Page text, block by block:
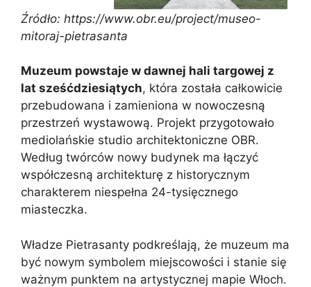
Źródło: https://www.obr.eu/project/museo-
mitoraj-pietrasanta
Muzeum powstaje w dawnej hali targowej z
lat sześćdziesiątych, która została całkowicie
przebudowana i zamieniona w nowoczesną
przestrzeń wystawową. Projekt przygotowało
mediolańskie studio architektoniczne OBR.
Według twórców nowy budynek ma łączyć
współczesną architekturę z historycznym
charakterem niespełna 24-tysięcznego
miasteczka.
Władze Pietrasanty podkreślają, że muzeum ma
być nowym symbolem miejscowości i stanie się
ważnym punktem na artystycznej mapie Włoch.